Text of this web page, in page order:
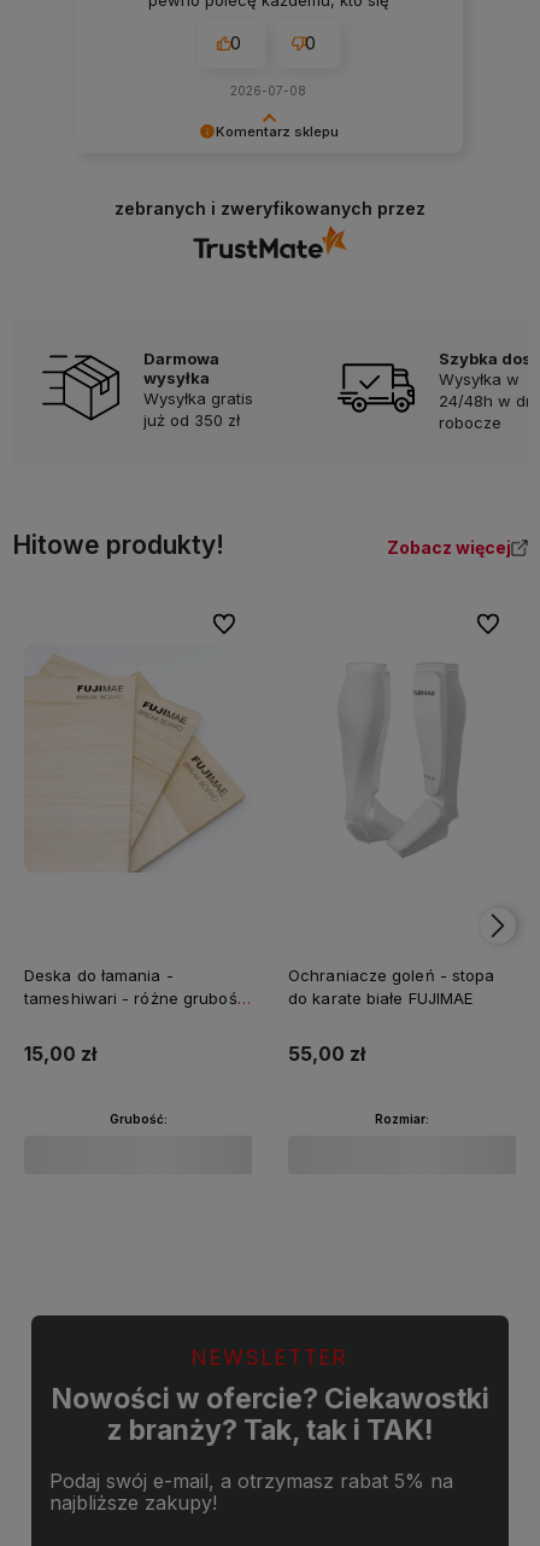
Komentarz sklepu
klientów takich jak Ty i jesteśmy zadowoleni, że
nam się udało. Mamy nadzieję, że do nas wrócisz
:) Pozdrawiamy
0 0
2026-07-08
zebranych i zweryfikowanych przez
Darmowa
wysyłka
Wysyłka gratis
już od 350 zł
Szybka
Wysyłka w
24/48h w dni
robocze
Hitowe produkty! Zobacz więcej
Deska do łamania -
tameshiwari - różne grubości
15,00 zł
Grubość:
Do ulubionych
Ochraniacze goleń - stopa
do karate białe FUJIMAE
55,00 zł
Rozmiar:
Do
NEWSLETTER
Nowości w ofercie? Ciekawostki
z branży? Tak, tak i TAK!
Podaj swój e-mail, a otrzymasz rabat 5% na
najbliższe zakupy!